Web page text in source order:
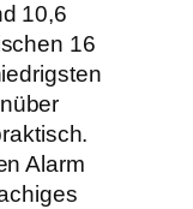
10,6
16
Alarm